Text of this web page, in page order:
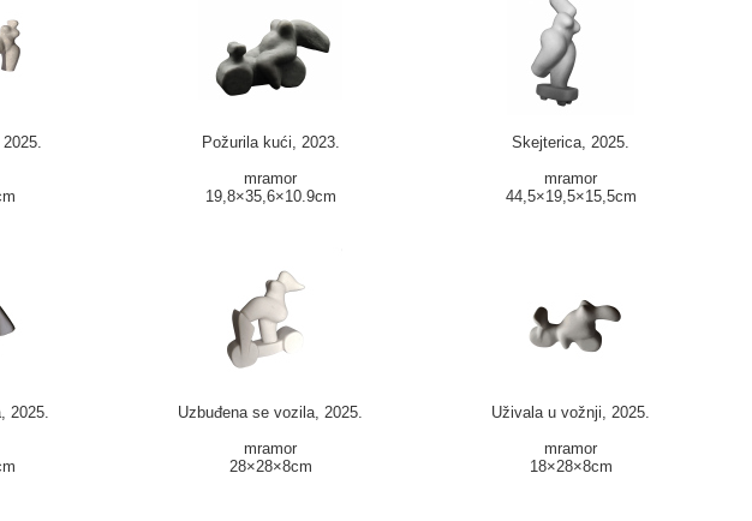
Požurila kući, 2023.
mramor
19,8×35,6×10.9cm
Skejterica, 2025.
mramor
44,5×19,5×15,5cm
2025.
Uzbuđena se vozila, 2025.
mramor
28×28×8cm
Uživala u vožnji, 2025.
mramor
18×28×8cm